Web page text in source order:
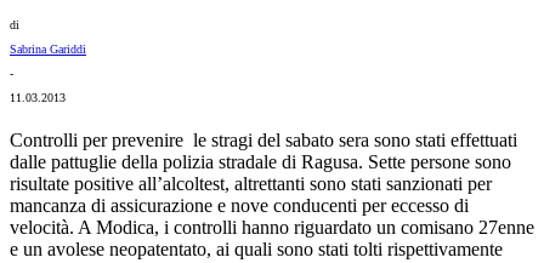
di
Sabrina Gariddi
-
11.03.2013
Controlli per prevenire le stragi del sabato sera sono stati effettuati
dalle pattuglie della polizia stradale di Ragusa. Sette persone sono
risultate positive all’alcoltest, altrettanti sono stati sanzionati per
mancanza di assicurazione e nove conducenti per eccesso di
velocità. A Modica, i controlli hanno riguardato un comisano 27enne
e un avolese neopatentato, ai quali sono stati tolti rispettivamente